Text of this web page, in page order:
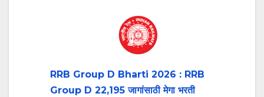
RRB Group D Bharti 2026 : RRB
Group D 22,195 जागांसाठी मेगा भरती